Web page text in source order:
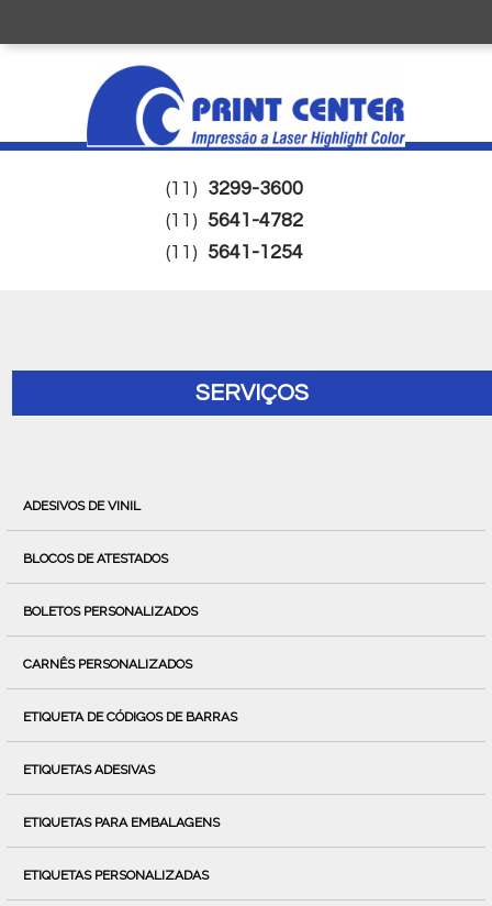
(11) 3299-3600
(11) 5641-4782
(11) 5641-1254
SERVIÇOS
ADESIVOS DE VINIL
BLOCOS DE ATESTADOS
BOLETOS PERSONALIZADOS
CARNÊS PERSONALIZADOS
ETIQUETA DE CÓDIGOS DE BARRAS
ETIQUETAS ADESIVAS
ETIQUETAS PARA EMBALAGENS
ETIQUETAS PERSONALIZADAS